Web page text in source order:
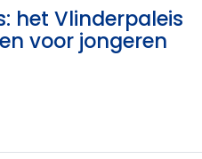
het Vlinderpaleis
voor jongeren